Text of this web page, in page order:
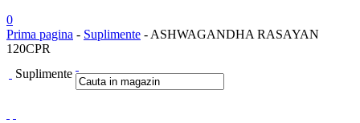
0
Prima pagina - Suplimente - ASHWAGANDHA RASAYAN
120CPR
Suplimente